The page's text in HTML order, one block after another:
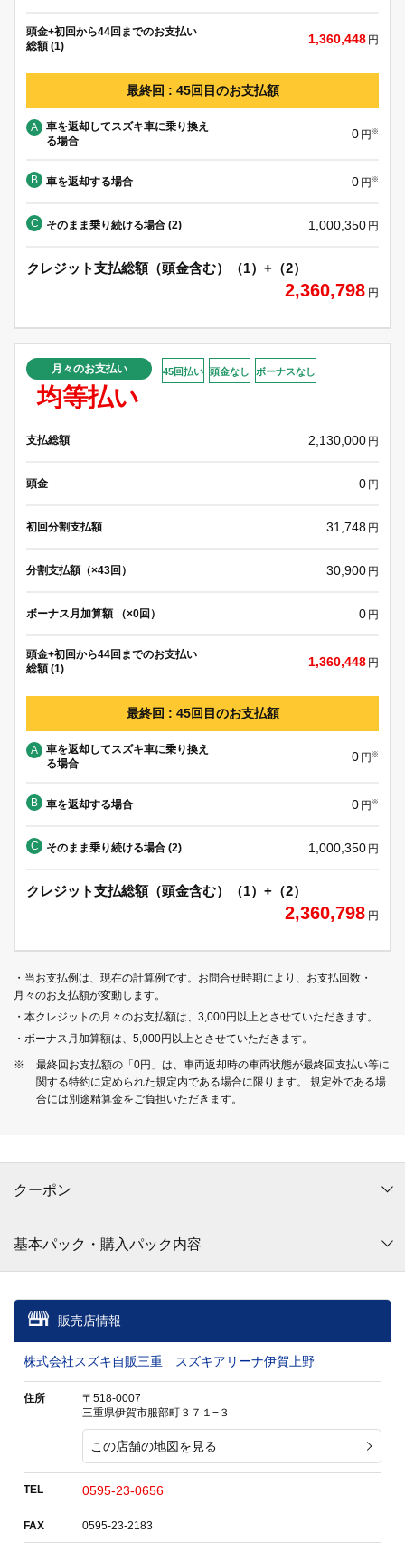
頭金+初回から44回までのお支払い
総額 (1)
1,360,448 円
最終回 : 45回目のお支払額
A
車を返却してスズキ車に乗り換え
る場合
0 円 ※
B 車を返却する場合 0 円 ※
C そのまま乗り続ける場合 (2) 1,000,350 円
クレジット支払総額（頭金含む）（1）+（2）
2,360,798 円
月々のお支払い
均等払い
45回払い 頭金なし ボーナスなし
支払総額 2,130,000 円
頭金 0 円
初回分割支払額 31,748 円
分割支払額（×43回） 30,900 円
ボーナス月加算額 （×0回） 0 円
頭金+初回から44回までのお支払い
総額 (1)
1,360,448 円
最終回 : 45回目のお支払額
A
車を返却してスズキ車に乗り換え
る場合
0 円 ※
B 車を返却する場合 0 円 ※
C そのまま乗り続ける場合 (2) 1,000,350 円
クレジット支払総額（頭金含む）（1）+（2）
2,360,798 円
・当お支払例は、現在の計算例です。お問合せ時期により、お支払回数・
月々のお支払額が変動します。
・本クレジットの月々のお支払額は、3,000円以上とさせていただきます。
・ボーナス月加算額は、5,000円以上とさせていただきます。
※
最終回お支払額の「0円」は、車両返却時の車両状態が最終回支払い等に
関する特約に定められた規定内である場合に限ります。 規定外である場
合には別途精算金をご負担いただきます。
クーポン
基本パック・購入パック内容
販売店情報
株式会社スズキ自販三重 スズキアリーナ伊賀上野
住所
〒518-0007
三重県伊賀市服部町３７１−３
この店舗の地図を見る
TEL 0595-23-0656
FAX 0595-23-2183